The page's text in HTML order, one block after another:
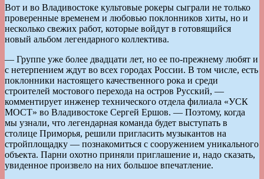
Вот и во Владивостоке культовые рокеры сыграли не только
проверенные временем и любовью поклонников хиты, но и
несколько свежих работ, которые войдут в готовящийся
новый альбом легендарного коллектива.
— Группе уже более двадцати лет, но ее по-прежнему любят и
с нетерпением ждут во всех городах России. В том числе, есть
поклонники настоящего качественного рока и среди
строителей мостового перехода на остров Русский, —
комментирует инженер технического отдела филиала «УСК
МОСТ» во Владивостоке Сергей Ершов. — Поэтому, когда
мы узнали, что легендарная команда будет выступать в
столице Приморья, решили пригласить музыкантов на
стройплощадку — познакомиться с сооружением уникального
объекта. Парни охотно приняли приглашение и, надо сказать,
увиденное произвело на них большое впечатление.